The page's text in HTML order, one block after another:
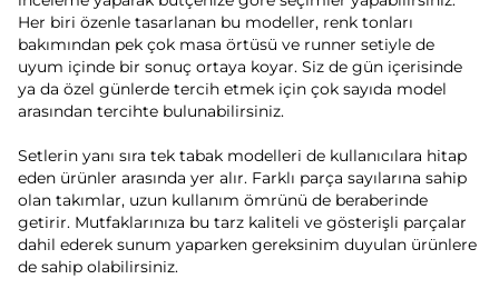
Her biri özenle tasarlanan bu modeller, renk tonları
bakımından pek çok masa örtüsü ve runner setiyle de
uyum içinde bir sonuç ortaya koyar. Siz de gün içerisinde
ya da özel günlerde tercih etmek için çok sayıda model
arasından tercihte bulunabilirsiniz.
Setlerin yanı sıra tek tabak modelleri de kullanıcılara hitap
eden ürünler arasında yer alır. Farklı parça sayılarına sahip
olan takımlar, uzun kullanım ömrünü de beraberinde
getirir. Mutfaklarınıza bu tarz kaliteli ve gösterişli parçalar
dahil ederek sunum yaparken gereksinim duyulan ürünlere
de sahip olabilirsiniz.